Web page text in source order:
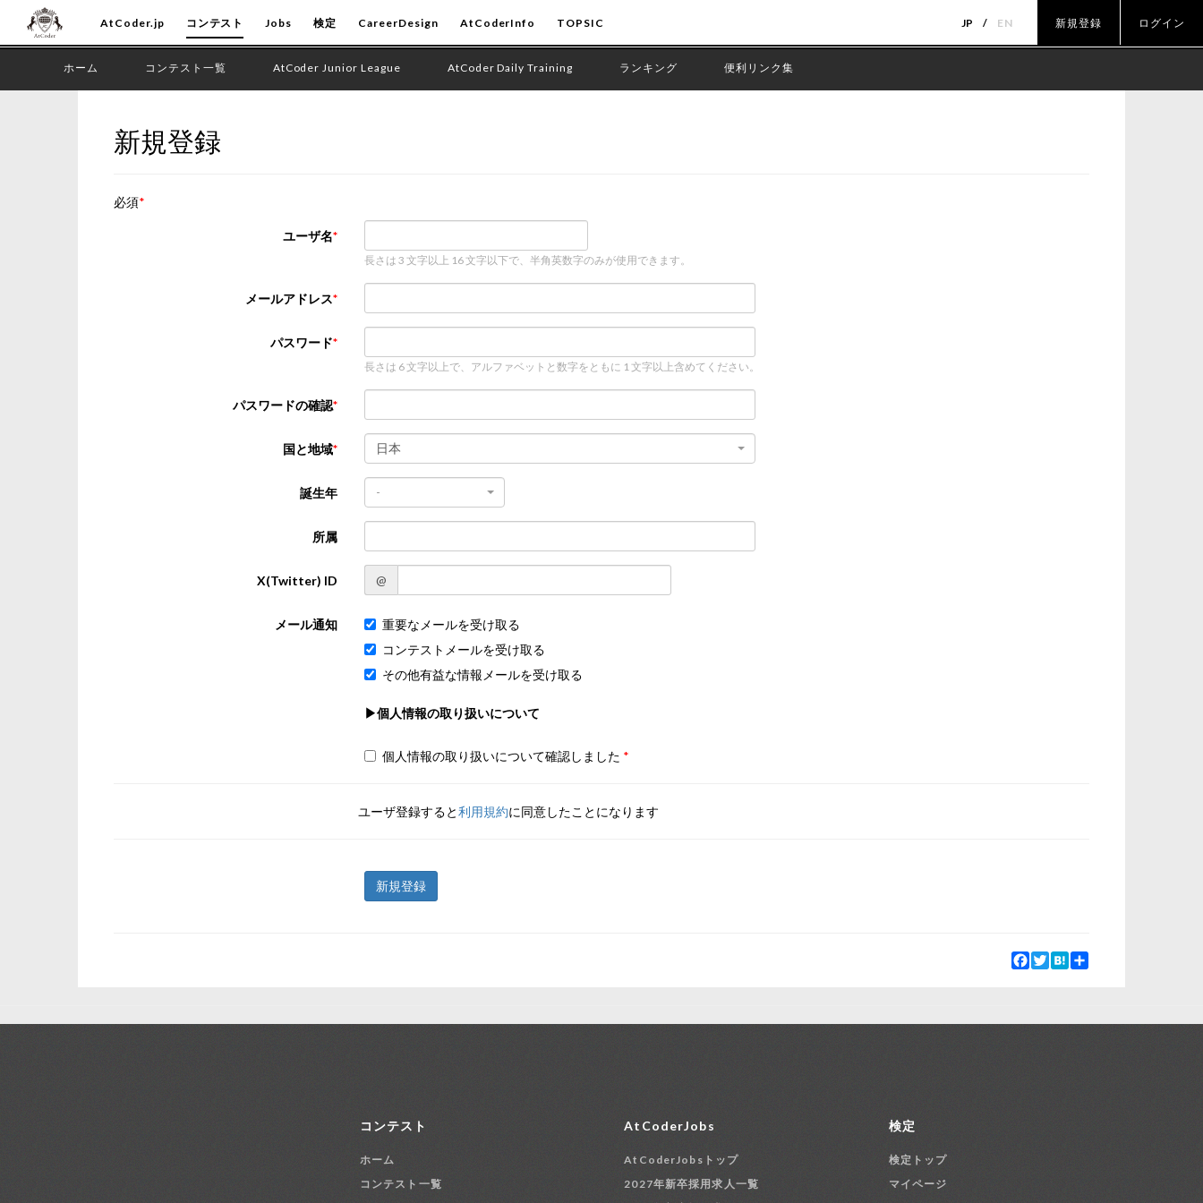
AtCoder.jp コンテスト Jobs 検定 CareerDesign AtCoderInfo TOPSIC JP EN 新規登録 ログイン
ホーム コンテスト一覧 AtCoder Junior League AtCoder Daily Training ランキング 便利リンク集
新規登録
必須
ユーザ名
長さは 3 文字以上 16 文字以下で、半角英数字のみが使用できます。
メールアドレス
パスワード
長さは 6 文字以上で、アルファベットと数字をともに 1 文字以上含めてください。
パスワードの確認
国と地域 日本
誕生年 -
所属
X(Twitter) ID @
メール通知
重要なメールを受け取る
コンテストメールを受け取る
その他有益な情報メールを受け取る
▶個人情報の取り扱いについて
個人情報の取り扱いについて確認しました
ユーザ登録すると利用規約に同意したことになります
新規登録
Facebook
Twitter
Hatena
コンテスト
ホーム
コンテスト一覧
AtCoderJobs
AtCoderJobsトップ
2027年新卒採用求人一覧
検定
検定トップ
マイページ